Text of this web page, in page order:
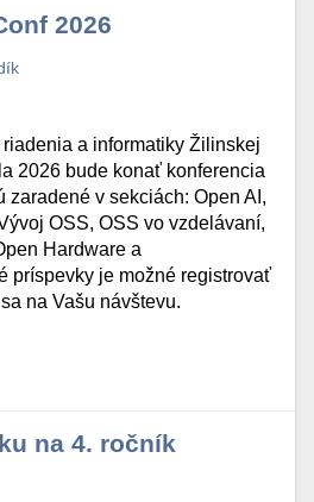
2026
a informatiky Žilinskej
2026 bude konať konferencia
zaradené v sekciách: Open AI,
OSS, OSS vo vzdelávaní,
Hardware a
príspevky je možné registrovať
na Vašu návštevu.
na 4. ročník